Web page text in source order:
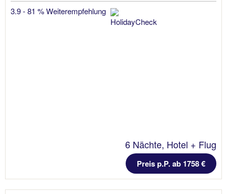
3.9 - 81 % Weiterempfehlung
6 Nächte, Hotel + Flug
Preis p.P. ab 1758 €